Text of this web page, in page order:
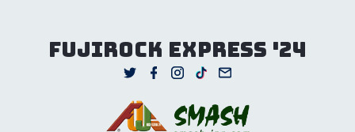
FUJIROCK EXPRESS '24